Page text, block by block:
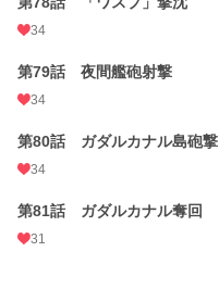
34
第79話 夜間艦砲射撃
34
第80話 ガダルカナル島砲撃
34
第81話 ガダルカナル奪回
31